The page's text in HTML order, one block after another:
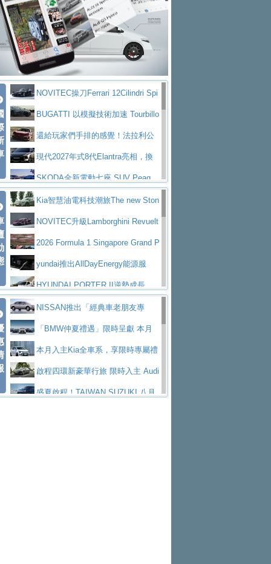
隊表現精彩淨零減碳指標性應用 純電動水泥預
拌車 消防車除了滅火裝備還需要什麼？
一探SITRAK “準” 消防車的究竟
大益金龍初試啼聲，汽柴油5噸貨車
不是對手正宗年鑑2025年全球自動車年鑑1月
下旬問世！2024第六屆ISUZU運轉職人挑戰賽
首度前進南台灣熱烈開戰
豪華電能休旅新星 Audi Q4 Sportba
ck 55 e-tron S lineScania Taiwan 逆風而行，加深力
道投資布局
盤與數位介面搶先揭露
Audi Q9 將於 2026 年底上市 旗艦
大型 SUV 鎖定七人座豪華市場
BMW攜手漫威電影【蜘蛛人：重生
日】 Skoda 發表全新 Peaq 內裝：七人
座純電旗艦 SUV，行李廂最大可達 935 公
升
全新純電 Mercedes-Benz C 400 4
MATIC Electric 登場
奢華與科技大躍進，MAZDA全新3
代CX-5全方位進化提前亮相並展開預售94.9
萬起
馬自達公布 2027 年式 MX-5 更
新，新增 Yakudo 特別版
Skoda Peaq 發表全新電動動力系
統 最長續航逾 640 公里、支援雙向供電
BMW M2 首度導入 xDrive 四驅，
美國與瑞士需求成關鍵推手
The all-new T-Roc 魅力 自成焦點
Maserati GT2 Stradale「Tribute to
MC12」全球首度亮相
迎接 RANGE ROVER 品牌家族第
五位成員 全新 RANGE ROVER GT 預告登
場
造型華麗時尚、科技座艙再進化，P
eugeot 208小改款發表上市94.8萬起
NOVITEC操刀Ferrari 12Cilindri Spi
der 碳纖維空力、鍛造輪圈與Inconel排氣
上身
BUGATTI 以模擬技術加速 Tourbillo
n 動態開發還給玩家們手排的感覺！法拉利公
布12Cilidri Manaule手排超跑產品細節
現代2027年式8代Elantra亮相，換
裝更銳利的造型、更先進的資訊娛樂系統及
更高效的動力
SKODA全新電動七座 SUV Peaq
問世，擁有品牌史上最寬敞且豪華的座艙
AUDI推出首款高性能油電超跑Nuvo
lari，0到100公里加速2.6秒、極速350公里
／小時
百年三叉戟傳奇再啟程 Maserati 重
返 1000 Miglia 傳承競速榮耀
法拉利首款純電跑車Luce亮相，最
大馬力超過1000匹並具備530公里最大續航
里程
小車大空間、座艙科技更先進，SK
ODA發表全新純電跨界休旅Eipq祭平民化車
價89萬起
賓士AMG.EA專屬平台首作，Merc
edes-AMG 全新GT 4-Door Coupe全球首發
福斯推出首款GTI純電性能掀背ID.
Polo GTI，擁有226匹馬力和零百加速 6.8
秒的實力
Jaguar 公布四門 GT車款正式車名
為JAGUAR TYPE 01
終於跟上進度，LEXUS發表首款三
排六座純電旗艦休旅 TZ
有錢也買不到的Golf R！福斯打造
全新Golf R 24h賽車將挑戰紐柏林24小時耐
SKODA公布全新小型純電跨界休旅
Kia智慧油電科技潮旅The new Ston
ic 1-7月累計銷量創歷史新高
NOVITEC升級Lamborghini Revuelt
o 綜效輸出增至1,048匹
2026 Formula 1 Singapore Grand P
rix 新加坡大獎賽 Audi 極速之旅開放報名
yundai推出AllDayEnergy能源服
務 讓電動車化身行動儲能系統
HYUNDAI PORTER II逆勢成長，
勇奪中型貨車銷售冠軍
父親節霸氣獻禮！PGO 威力125 最
低入手價 $60,900 起 省油ｘ安全ｘ大空間
陪爸爸輕鬆
福斯商旅挺頭家 推出「德系質感 精
算圓夢」專案和運租車榮獲國家品牌玉山獎 以智
慧移動與綠能創新
Volvo Trucks 承諾成為高科技供應
鏈的可靠夥伴XFORCE攜手臺南祀典大天后宮 試
NISSAN推出「經典車老朋友專
案」 以匠人精神煥新珍品座駕
「BMW仲夏禮遇」限時呈獻 本月
入主即享尊榮豪華五星假期 多元優購方案
同步實施
本月入主Kia全車系，享限時專屬禮
遇 啟程四環新豪華行旅 限時入主 Audi
A6 旗艦陣容 低月付5,888元起及3 年乙式險
盛夏啟程！TAIWAN SUZUKI 八月